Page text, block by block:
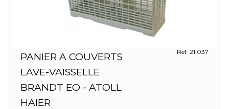
PANIER A COUVERTS
LAVE-VAISSELLE
BRANDT EO - ATOLL
HAIER
Ref. 21.037